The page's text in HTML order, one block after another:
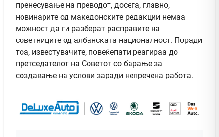
пренесување на преводот, досега, главно,
новинарите од македонските редакции немаа
можност да ги разберат расправите на
советниците од албанската националност. Поради
тоа, известувачите, повеќепати реагираа до
претседателот на Советот со барање за
создавање на услови заради непречена работа.